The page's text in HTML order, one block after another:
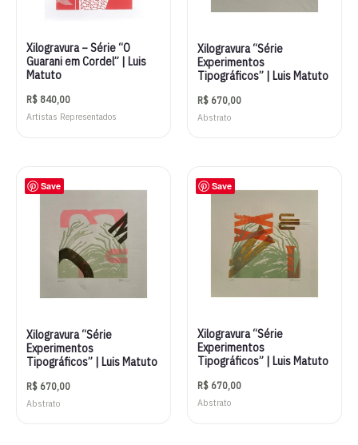
Xilogravura – Série “O
Guarani em Cordel” | Luis
Matuto
R$ 840,00
Artistas Representados
Xilogravura “Série
Experimentos
Tipográficos” | Luis Matuto
R$ 670,00
Abstrato
Save
Xilogravura “Série
Experimentos
Tipográficos” | Luis Matuto
R$ 670,00
Abstrato
Save
Xilogravura “Série
Experimentos
Tipográficos” | Luis Matuto
R$ 670,00
Abstrato